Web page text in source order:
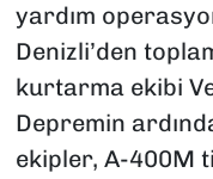
yardım
Denizli’den
kurtarma ekibi
Depremin
ekipler, A-400M